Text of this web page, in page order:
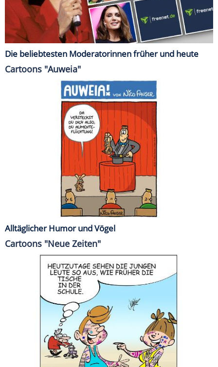
Die beliebtesten Moderatorinnen früher und heute
Cartoons "Auweia"
Alltäglicher Humor und Vögel
Cartoons "Neue Zeiten"